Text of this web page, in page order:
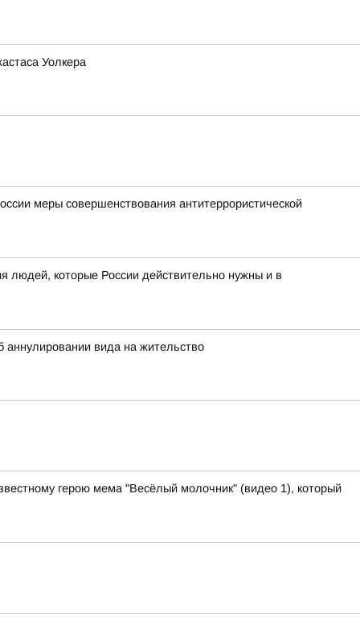
Уолкера
меры совершенствования антитеррористической
которые России действительно нужны и в
вида на жительство
герою мема "Весёлый молочник" (видео 1), который